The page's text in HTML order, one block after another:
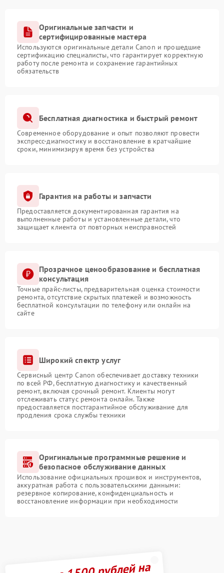
Оригинальные запчасти и
сертифицированные мастера
Используются оригинальные детали Canon и прошедшие
сертификацию специалисты, что гарантирует корректную
работу после ремонта и сохранение гарантийных
обязательств
Бесплатная диагностика и быстрый ремонт
Современное оборудование и опыт позволяют провести
экспресс-диагностику и восстановление в кратчайшие
сроки, минимизируя время без устройства
Гарантия на работы и запчасти
Предоставляется документированная гарантия на
выполненные работы и установленные детали, что
защищает клиента от повторных неисправностей
Прозрачное ценообразование и бесплатная
консультация
Точные прайс-листы, предварительная оценка стоимости
ремонта, отсутствие скрытых платежей и возможность
бесплатной консультации по телефону или онлайн на
сайте
Широкий спектр услуг
Сервисный центр Canon обеспечивает доставку техники
по всей РФ, бесплатную диагностику и качественный
ремонт, включая срочный ремонт. Клиенты могут
отслеживать статус ремонта онлайн. Также
предоставляется постгарантийное обслуживание для
продления срока службы техники
Оригинальные программные решение и
безопасное обслуживание данных
Использование официальных прошивок и инструментов,
аккуратная работа с пользовательскими данными:
резервное копирование, конфиденциальность и
восстановление информации при необходимости